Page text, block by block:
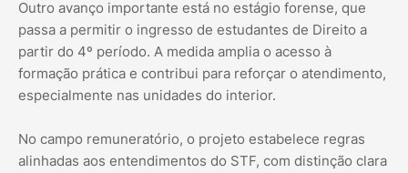
Outro avanço importante está no estágio forense, que
passa a permitir o ingresso de estudantes de Direito a
partir do 4º período. A medida amplia o acesso à
formação prática e contribui para reforçar o atendimento,
especialmente nas unidades do interior.
No campo remuneratório, o projeto estabelece regras
alinhadas aos entendimentos do STF, com distinção clara